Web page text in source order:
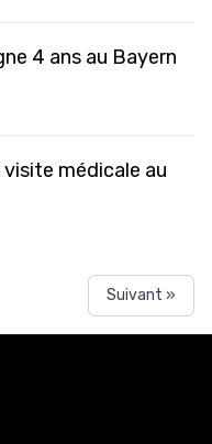
4 ans au Bayern
visite médicale au
Suivant »